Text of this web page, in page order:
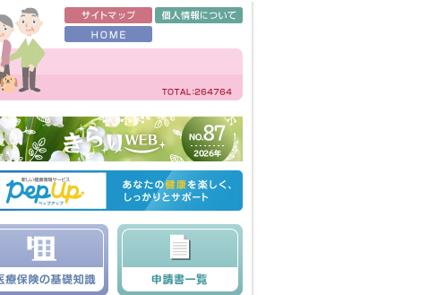
満たさなくなった場合は速やかに届出をお願いいたします（提出先：伊藤ハム米久ヒ